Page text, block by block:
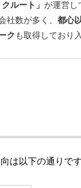
は以下の通りで